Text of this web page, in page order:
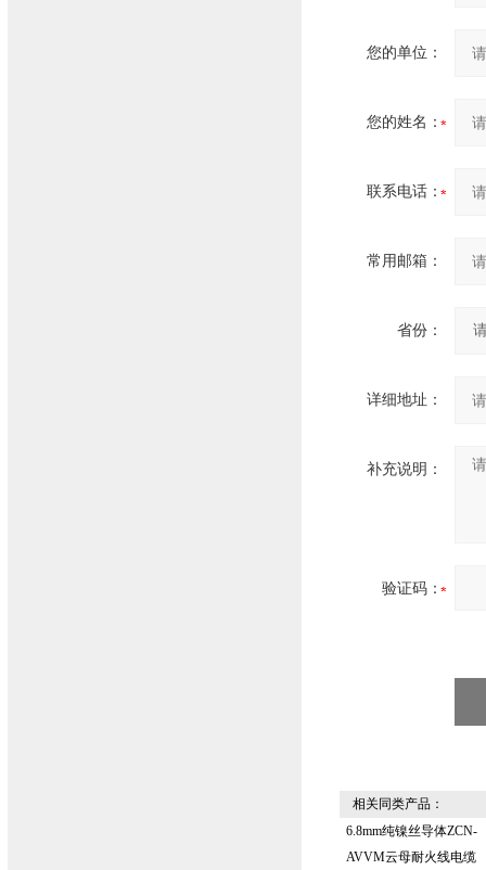
您的单位：
您的姓名：
联系电话：
常用邮箱：
省份：
详细地址：
补充说明：
验证码：
相关同类产品：
6.8mm纯镍丝导体ZCN-
AVVM云母耐火线电缆